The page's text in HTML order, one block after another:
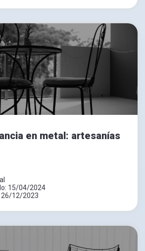
en metal: artesanías
15/04/2024
26/12/2023